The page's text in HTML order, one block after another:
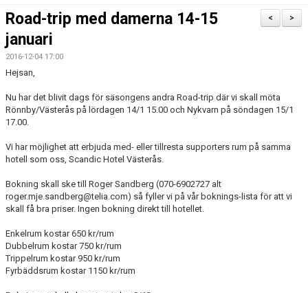
BILDGALLERI
DOKUMENT
KONTAKT
MATCHER
SERIETABELL
>
<
Road-trip med damerna 14-15
januari
2016-12-04 17:00
Hejsan,
Nu har det blivit dags för säsongens andra Road-trip där vi skall möta
Rönnby/Västerås på lördagen 14/1 15.00 och Nykvarn på söndagen 15/1
17.00.
Vi har möjlighet att erbjuda med- eller tillresta supporters rum på samma
hotell som oss, Scandic Hotel Västerås.
Bokning skall ske till Roger Sandberg (070-6902727 alt
roger.mje.sandberg@telia.com) så fyller vi på vår boknings-lista för att vi
skall få bra priser. Ingen bokning direkt till hotellet.
Enkelrum kostar 650 kr/rum
Dubbelrum kostar 750 kr/rum
Trippelrum kostar 950 kr/rum
Fyrbäddsrum kostar 1150 kr/rum